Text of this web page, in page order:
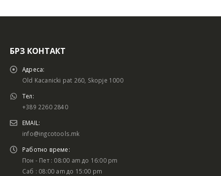
БРЗ КОНТАКТ
Адреса:
Old Kacanicki pat 260, Skopje 1000
Тел:
+389 2260 2840
EMAIL:
info@ingcotools.mk
Работно време:
Пон - Пет : 08:00 am до 16:00 pm
Саб : 08:00 am до 15:00 pm